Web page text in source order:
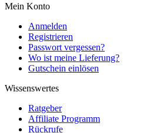
Mein Konto
Anmelden
Registrieren
Passwort vergessen?
Wo ist meine Lieferung?
Gutschein einlösen
Wissenswertes
Ratgeber
Affiliate Programm
Rückrufe